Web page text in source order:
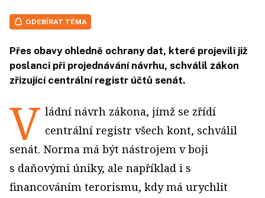
ODEBÍRAT TÉMA
Přes obavy ohledně ochrany dat, které projevili již
poslanci při projednávání návrhu, schválil zákon
zřizující centrální registr účtů senát.
V ládní návrh zákona, jímž se zřídí
centrální registr všech kont, schválil
senát. Norma má být nástrojem v boji
s daňovými úniky, ale například i s
financováním terorismu, kdy má urychlit